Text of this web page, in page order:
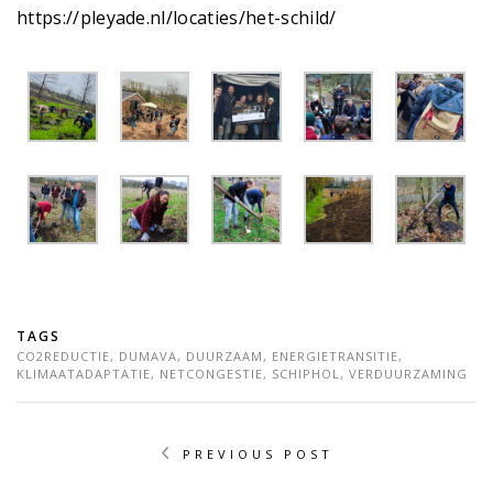
https://pleyade.nl/locaties/het-schild/
TAGS
CO2REDUCTIE, DUMAVA, DUURZAAM, ENERGIETRANSITIE,
KLIMAATADAPTATIE, NETCONGESTIE, SCHIPHOL, VERDUURZAMING
PREVIOUS POST